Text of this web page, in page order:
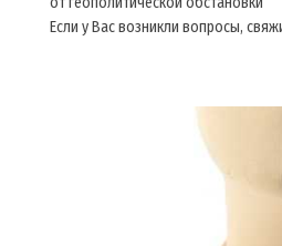
Если у Вас возникли вопросы,